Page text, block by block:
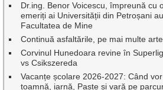
Dr.ing. Benor Voicescu, împreună cu
emeriți ai Universității din Petroșani
Facultatea de Mine
Continuă asfaltările, pe mai multe
Corvinul Hunedoara revine în
vs Csikszereda
Vacanțe școlare 2026-2027: Când
toamnă, iarnă, Paște și vară pe